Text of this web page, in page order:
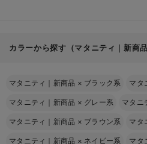
カラーから探す（マタニティ｜新商品
マタニティ｜新商品 × ブラック系 マタ
マタニティ｜新商品 × グレー系 マタニ
マタニティ｜新商品 × ブラウン系 マタ
マタニティ｜新商品 × ネイビー系 マタ